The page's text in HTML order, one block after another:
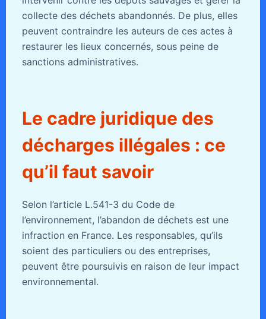
collecte des déchets abandonnés. De plus, elles
peuvent contraindre les auteurs de ces actes à
restaurer les lieux concernés, sous peine de
sanctions administratives.
Le cadre juridique des
décharges illégales : ce
qu’il faut savoir
Selon l’article L.541-3 du Code de
l’environnement, l’abandon de déchets est une
infraction en France. Les responsables, qu’ils
soient des particuliers ou des entreprises,
peuvent être poursuivis en raison de leur impact
environnemental.